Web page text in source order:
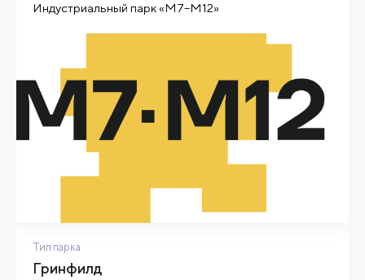
Индустриальный парк «М7–М12»
Тип парка
Гринфилд